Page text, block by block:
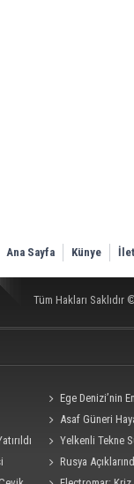
Ana Sayfa Künye
Tüm Hakları Saklıdır
Ege Denizi’nin
Asaf Güneri
Yelkenli Tekne
Rusya